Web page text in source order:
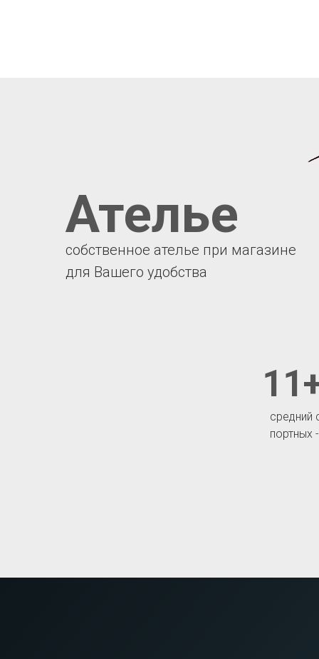
средний
портных
Ателье
собственное ателье при магазине
для Вашего удобства